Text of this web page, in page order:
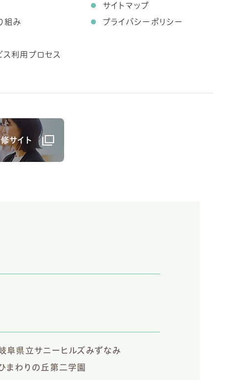
組み
ス利用プロセス
サイトマップ
プライバシーポリシー
サイト
阜県立サニーヒルズみずなみ
まわりの丘第二学園